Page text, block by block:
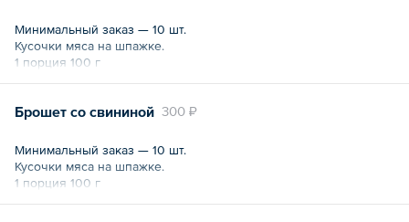
Минимальный заказ — 10 шт.
Кусочки мяса на шпажке.
1 порция 100 г
300 ₽
Брошет со свининой
Минимальный заказ — 10 шт.
Кусочки мяса на шпажке.
1 порция 100 г